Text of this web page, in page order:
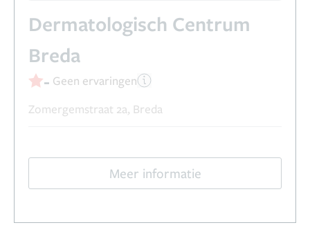
Dermatologisch Centrum
Breda
- Geen ervaringen
Zomergemstraat 2a, Breda
Meer informatie